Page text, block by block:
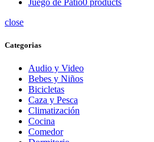
close
Categorias
Audio y Video
Bebes y Niños
Bicicletas
Caza y Pesca
Climatización
Cocina
Comedor